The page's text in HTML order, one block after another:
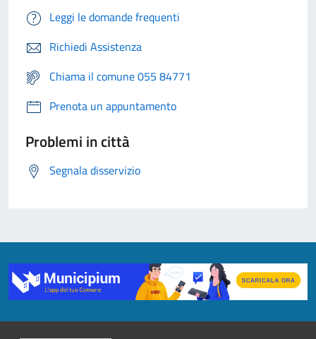
Leggi le domande frequenti
Richiedi Assistenza
Chiama il comune 055 84771
Prenota un appuntamento
Problemi in città
Segnala disservizio